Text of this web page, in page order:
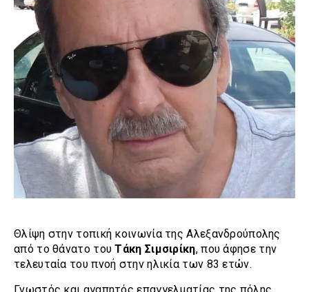
Θλίψη στην τοπική κοινωνία της Αλεξανδρούπολης
από το θάνατο τουΤάκη Σιμσιρίκη, που άφησε την
τελευταία του πνοή στην ηλικία των 83 ετών.